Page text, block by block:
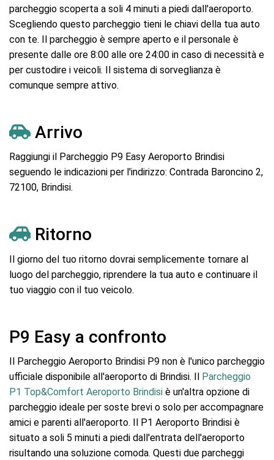
parcheggio scoperta a soli 4 minuti a piedi dall'aeroporto.
Scegliendo questo parcheggio tieni le chiavi della tua auto
con te. Il parcheggio è sempre aperto e il personale è
presente dalle ore 8:00 alle ore 24:00 in caso di necessità e
per custodire i veicoli. Il sistema di sorveglianza è
comunque sempre attivo.
Arrivo
Raggiungi il Parcheggio P9 Easy Aeroporto Brindisi
seguendo le indicazioni per l'indirizzo: Contrada Baroncino 2,
72100, Brindisi.
Ritorno
Il giorno del tuo ritorno dovrai semplicemente tornare al
luogo del parcheggio, riprendere la tua auto e continuare il
tuo viaggio con il tuo veicolo.
P9 Easy a confronto
Il Parcheggio Aeroporto Brindisi P9 non è l'unico parcheggio
ufficiale disponibile all'aeroporto di Brindisi. Il Parcheggio
P1 Top&Comfort Aeroporto Brindisi è un'altra opzione di
parcheggio ideale per soste brevi o solo per accompagnare
amici e parenti all'aeroporto. Il P1 Aeroporto Brindisi è
situato a soli 5 minuti a piedi dall'entrata dell'aeroporto
risultando una soluzione comoda. Questi due parcheggi